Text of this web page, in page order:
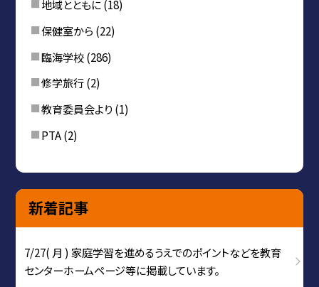
地域とともに(18)
保健室から (22)
臨海学校(286)
修学旅行(2)
教育委員会より (1)
PTA(2)
新着記事
7/27( 月 ) 家庭学習を進めるうえでのポイントなどを教育
センターホームページ等に掲載しています。